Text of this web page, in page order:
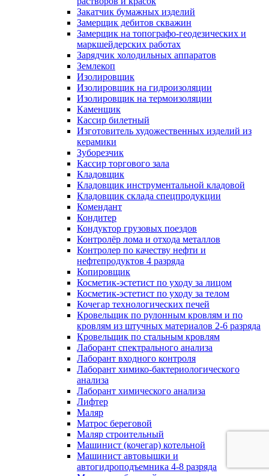
Закатчик бумажных изделий
Замерщик дебитов скважин
Замерщик на топографо-геодезических и
маркшейдерских работах
Зарядчик холодильных аппаратов
Землекоп
Изолировщик
Изолировщик на гидроизоляции
Изолировщик на термоизоляции
Каменщик
Кассир билетный
Изготовитель художественных изделий из
керамики
Зуборезчик
Кассир торгового зала
Кладовщик
Кладовщик инструментальной кладовой
Кладовщик склада спецпродукции
Комендант
Кондитер
Кондуктор грузовых поездов
Контролёр лома и отхода металлов
Контролер по качеству нефти и
нефтепродуктов 4 разряда
Копировщик
Косметик-эстетист по уходу за лицом
Косметик-эстетист по уходу за телом
Кочегар технологических печей
Кровельщик по рулонным кровлям и по
кровлям из штучных материалов 2-6 разряда
Кровельщик по стальным кровлям
Лаборант спектрального анализа
Лаборант входного контроля
Лаборант химико-бактериологического
анализа
Лаборант химического анализа
Лифтер
Маляр
Матрос береговой
Маляр строительный
Машинист (кочегар) котельной
Машинист автовышки и
автогидроподъемника 4-8 разряда